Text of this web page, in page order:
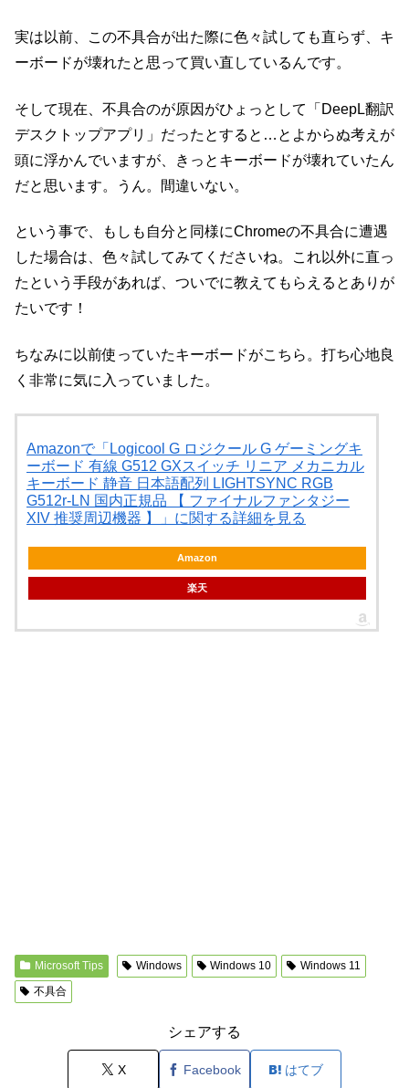
実は以前、この不具合が出た際に色々試しても直らず、キ
ーボードが壊れたと思って買い直しているんです。
そして現在、不具合のが原因がひょっとして「DeepL翻訳
デスクトップアプリ」だったとすると…とよからぬ考えが
頭に浮かんでいますが、きっとキーボードが壊れていたん
だと思います。うん。間違いない。
という事で、もしも自分と同様にChromeの不具合に遭遇
した場合は、色々試してみてくださいね。これ以外に直っ
たという手段があれば、ついでに教えてもらえるとありが
たいです！
ちなみに以前使っていたキーボードがこちら。打ち心地良
く非常に気に入っていました。
Amazonで「Logicool G ロジクール G ゲーミングキ
ーボード 有線 G512 GXスイッチ リニア メカニカル
キーボード 静音 日本語配列 LIGHTSYNC RGB
G512r-LN 国内正規品 【 ファイナルファンタジー
XIV 推奨周辺機器 】」に関する詳細を見る
Amazon
楽天
Microsoft Tips Windows Windows 10
Windows 11
不具合
シェアする
X Facebook はてブ